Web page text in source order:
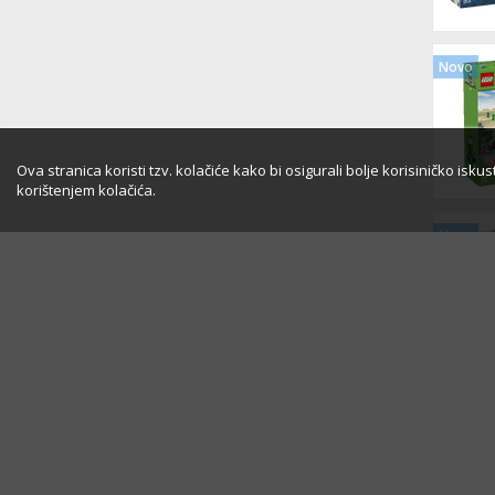
Novo
Novo
Ova stranica koristi tzv. kolačiće kako bi osigurali bolje korisiničko
korištenjem kolačića.